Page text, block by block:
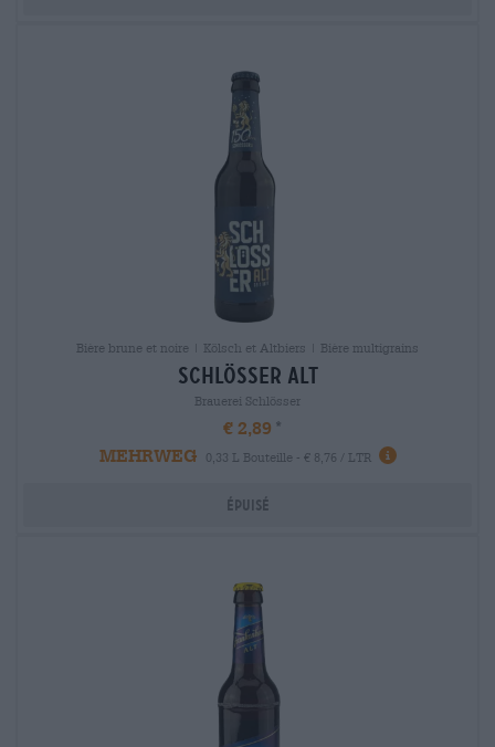
Bière brune et noire | Kölsch et Altbiers | Bière multigrains
schlösser alt
Brauerei Schlösser
€ 2,89
MEHRWEG
0,33 L Bouteille - € 8,76 / LTR
Épuisé